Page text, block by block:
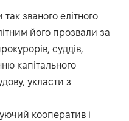
званого елітного
його прозвали за
суддів,
капітального
укласти з
кооператив і